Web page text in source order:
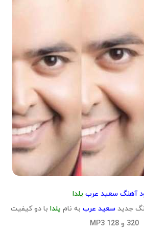
آهنگ سعید عرب یلدا
جدیدسعید عرب به نام یلدا با دو کیفیت
320 و 128 MP3